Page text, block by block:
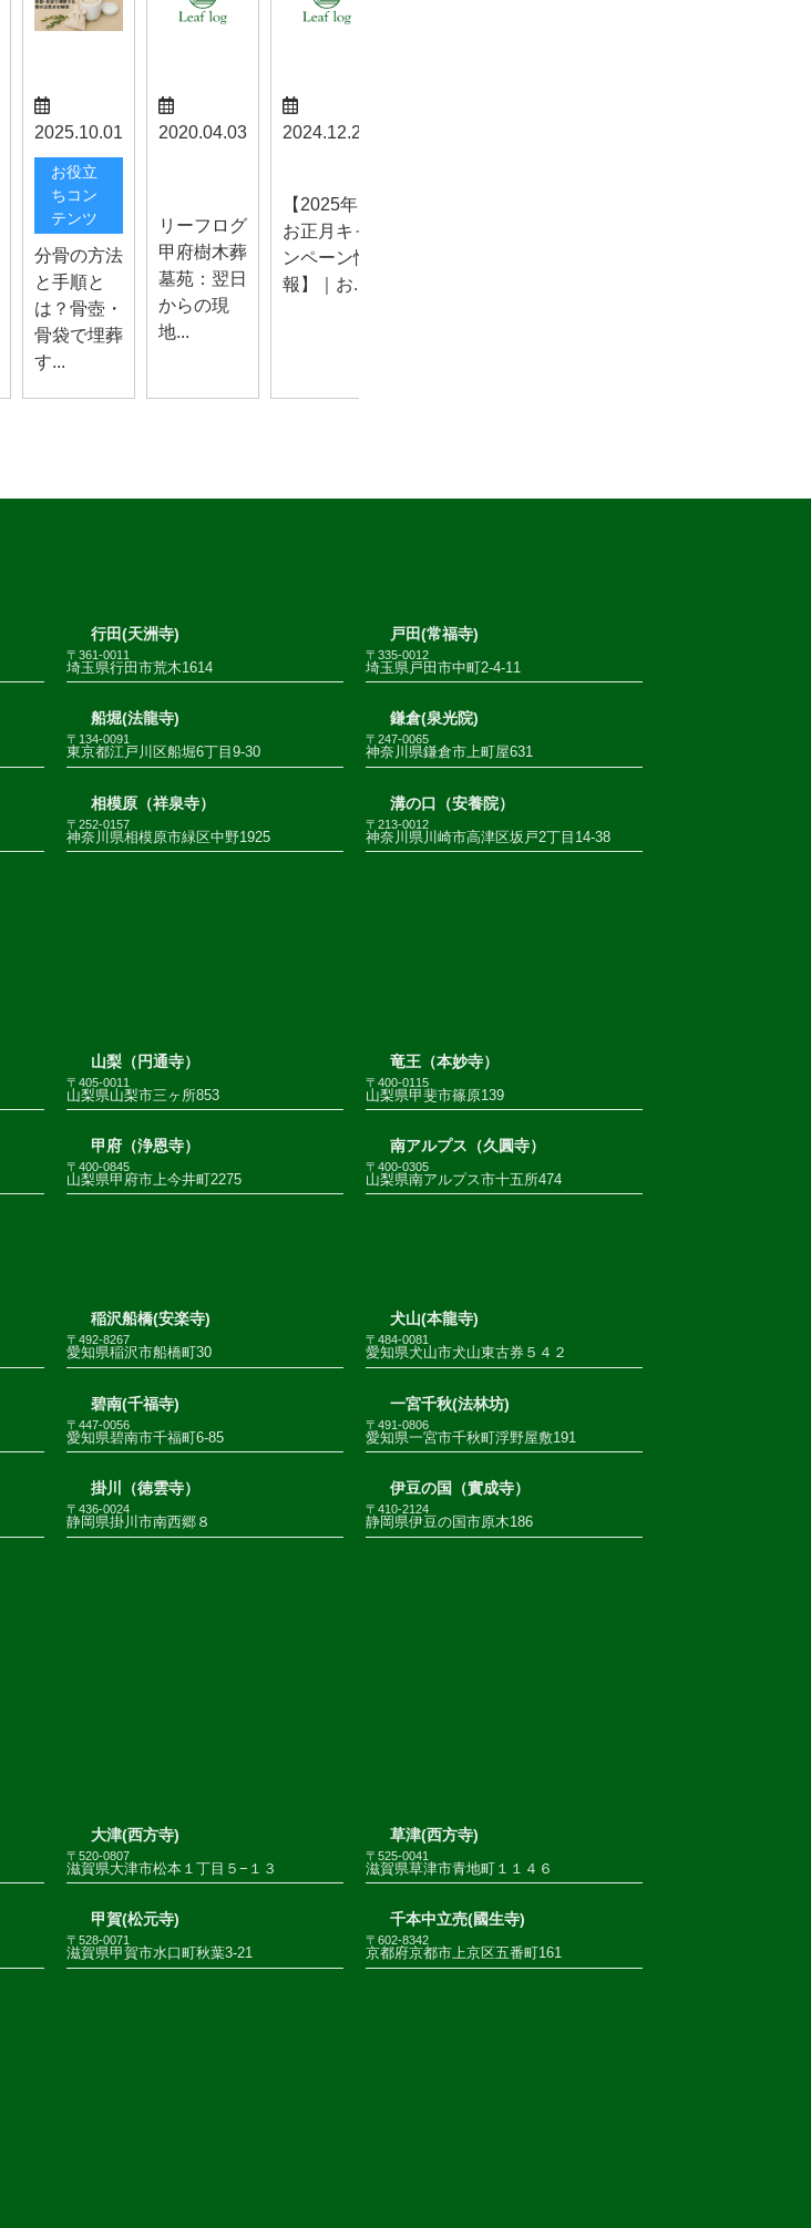
2025.10.01
お役立
ちコン
テンツ
分骨の方法
と手順と
は？骨壺・
骨袋で埋葬
す...
2020.04.03
リーフログ
甲府樹木葬
墓苑：翌日
からの現
地...
2024.12.25
【2025年
お正月キャ
ンペーン情
報】｜お...
行田(天洲寺)
〒361-0011
埼玉県行田市荒木1614
戸田(常福寺)
〒335-0012
埼玉県戸田市中町2-4-11
船堀(法龍寺)
〒134-0091
東京都江戸川区船堀6丁目9-30
鎌倉(泉光院)
〒247-0065
神奈川県鎌倉市上町屋631
相模原（祥泉寺）
〒252-0157
神奈川県相模原市緑区中野1925
溝の口（安養院）
〒213-0012
神奈川県川崎市高津区坂戸2丁目14-38
山梨（円通寺）
〒405-0011
山梨県山梨市三ヶ所853
竜王（本妙寺）
〒400-0115
山梨県甲斐市篠原139
甲府（浄恩寺）
〒400-0845
山梨県甲府市上今井町2275
南アルプス（久圓寺）
〒400-0305
山梨県南アルプス市十五所474
稲沢船橋(安楽寺)
〒492-8267
愛知県稲沢市船橋町30
犬山(本龍寺)
〒484-0081
愛知県犬山市犬山東古券５４２
碧南(千福寺)
〒447-0056
愛知県碧南市千福町6-85
一宮千秋(法林坊)
〒491-0806
愛知県一宮市千秋町浮野屋敷191
掛川（徳雲寺）
〒436-0024
静岡県掛川市南西郷８
伊豆の国（實成寺）
〒410-2124
静岡県伊豆の国市原木186
大津(西方寺)
〒520-0807
滋賀県大津市松本１丁目５−１３
草津(西方寺)
〒525-0041
滋賀県草津市青地町１１４６
甲賀(松元寺)
〒528-0071
滋賀県甲賀市水口町秋葉3-21
千本中立売(國生寺)
〒602-8342
京都府京都市上京区五番町161